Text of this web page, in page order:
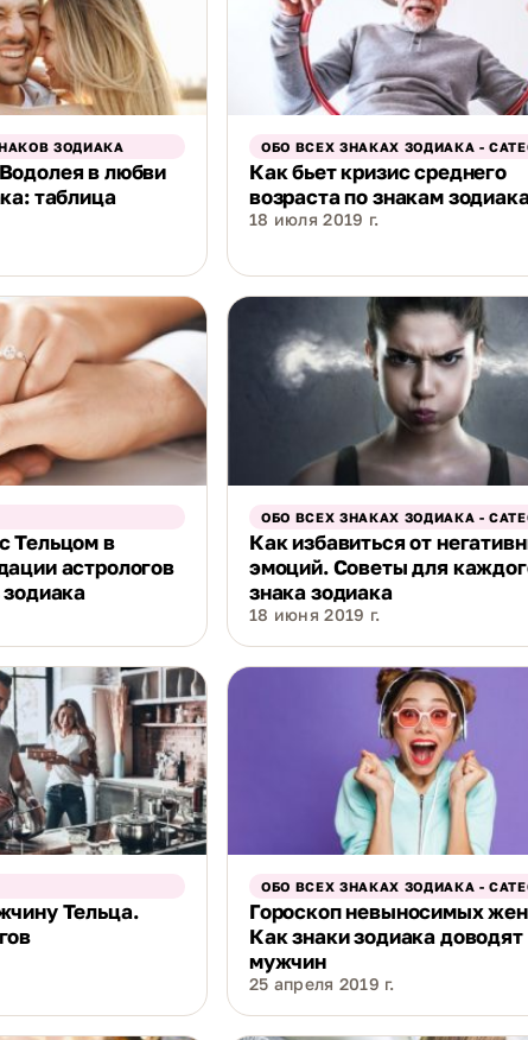
ЗОДИАКА
в любви
таблица
ОБО ВСЕХ ЗНАКАХ ЗОДИАКА -
Как бьет кризис среднего
возраста по знакам
18 июля 2019 г.
Тельцом в
астрологов
ОБО ВСЕХ ЗНАКАХ ЗОДИАКА -
Как избавиться от
эмоций. Советы для
знака зодиака
18 июня 2019 г.
Тельца.
ОБО ВСЕХ ЗНАКАХ ЗОДИАКА -
Гороскоп невыносимых
Как знаки зодиака доводят
мужчин
25 апреля 2019 г.